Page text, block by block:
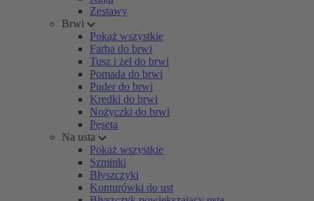
Zestawy
Brwi
Pokaż wszystkie
Farba do brwi
Tusz i żel do brwi
Pomada do brwi
Puder do brwi
Kredki do brwi
Nożyczki do brwi
Pęseta
Na usta
Pokaż wszystkie
Szminki
Błyszczyki
Konturówki do ust